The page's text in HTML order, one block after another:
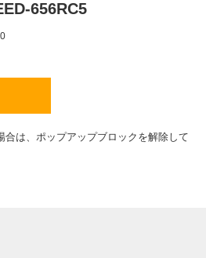
656RC5
合は、ポップアップブロックを解除して